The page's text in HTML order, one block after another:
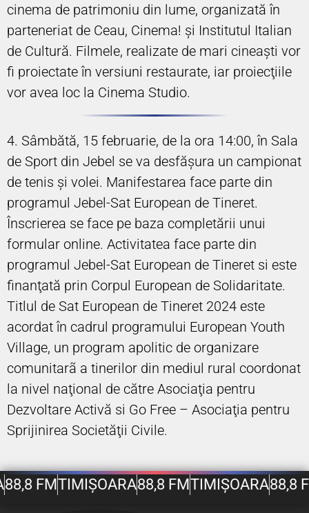
cinema de patrimoniu din lume, organizată în
parteneriat de Ceau, Cinema! şi Institutul Italian
de Cultură. Filmele, realizate de mari cineaşti vor
fi proiectate în versiuni restaurate, iar proiecţiile
vor avea loc la Cinema Studio.
4. Sâmbătă, 15 februarie, de la ora 14:00, în Sala
de Sport din Jebel se va desfăşura un campionat
de tenis şi volei. Manifestarea face parte din
programul Jebel-Sat European de Tineret.
Înscrierea se face pe baza completării unui
formular online. Activitatea face parte din
programul Jebel-Sat European de Tineret si este
finanţată prin Corpul European de Solidaritate.
Titlul de Sat European de Tineret 2024 este
acordat în cadrul programului European Youth
Village, un program apolitic de organizare
comunitarã a tinerilor din mediul rural coordonat
la nivel naţional de către Asociaţia pentru
Dezvoltare Activă si Go Free – Asociaţia pentru
Sprijinirea Societăţii Civile.
88,8 FMTIMIȘOARA88,8 FMTIMIȘOARA88,8